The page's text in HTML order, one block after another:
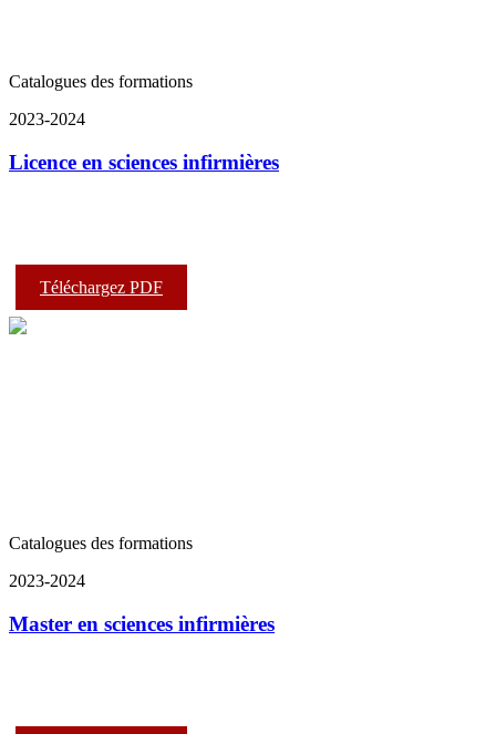
Catalogues des formations
2023-2024
Licence en sciences infirmières
Téléchargez PDF
Catalogues des formations
2023-2024
Master en sciences infirmières